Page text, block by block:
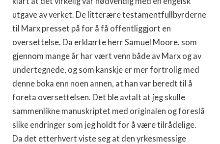
utgave av verket. De lit­terære testamentfullbyrderne
til Marx presset på for å få offent­liggjort en
oversettelse. Da erklærte herr Samuel Moore, som
gjennom mange år har vært venn både av Marx og av
under­tegnede, og som kanskje er mer fortrolig med
denne boka enn noen annen, at han var beredt til å
foreta oversettelsen. Det ble avtalt at jeg skulle
sammenlikne manuskriptet med originalen og foreslå
slike endringer som jeg holdt for å være tilrådelige.
Da det etterhvert viste seg at den yrkesmessige